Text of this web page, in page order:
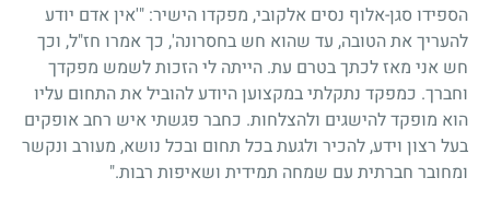
הספידו סגן-אלוף נסים אלקובי, מפקדו הישיר: "'אין אדם יודע
להעריך את הטובה, עד שהוא חש בחסרונה', כך אמרו חז"ל, וכך
חש אני מאז לכתך בטרם עת. הייתה לי הזכות לשמש מפקדך
וחברך. כמפקד נתקלתי במקצוען היודע להוביל את התחום עליו
הוא מופקד להישגים ולהצלחות. כחבר פגשתי איש רחב אופקים
בעל רצון וידע, להכיר ולגעת בכל תחום ובכל נושא, מעורב ונקשר
ומחובר חברתית עם שמחה תמידית ושאיפות רבות."